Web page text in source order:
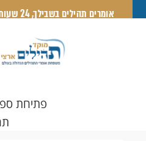
אומרים תהילים בשבילך, 24 שעות ביממה | 1-700-700-721
פתיחת